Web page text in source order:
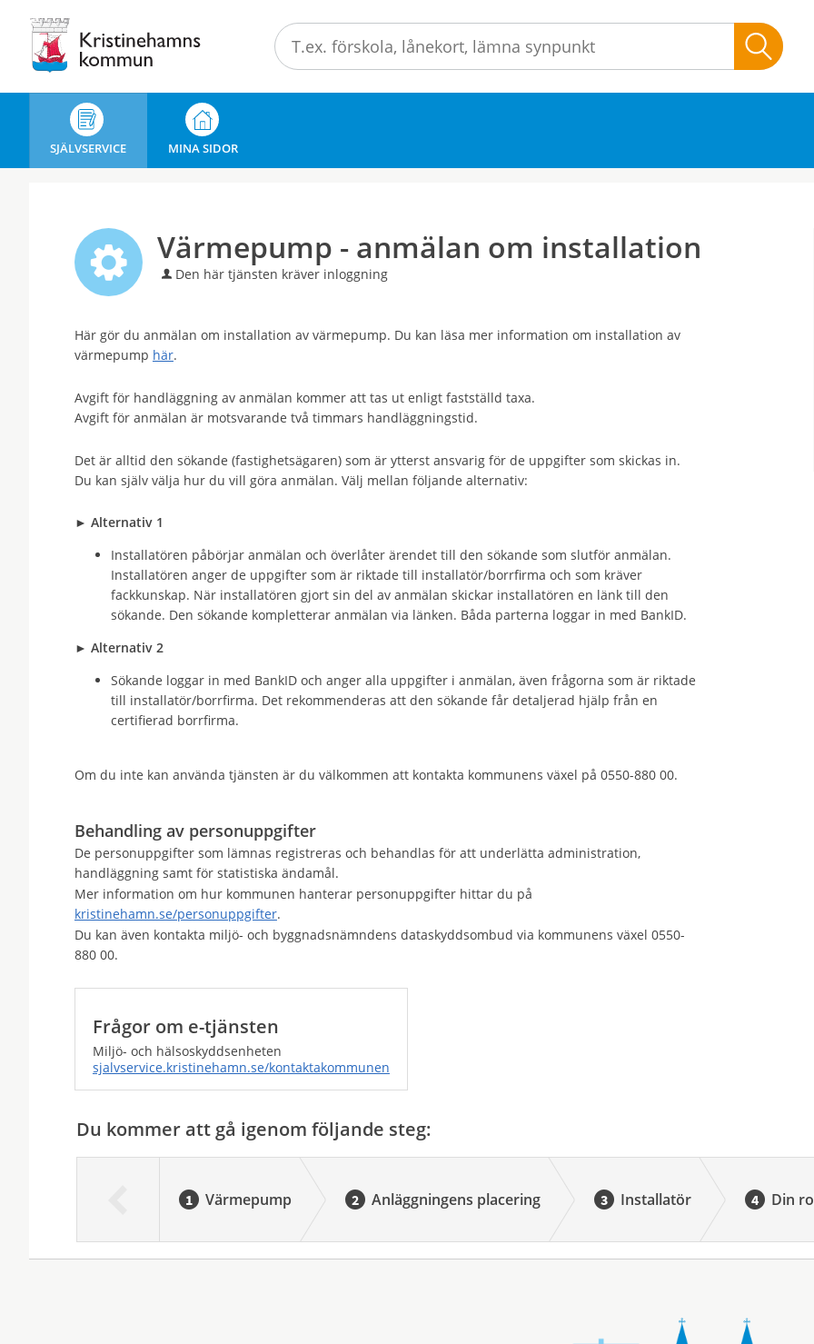
tjänster
Kristinehamns
kommun
SJÄLVSERVICE MINA SIDOR
Värmepump - anmälan om installation
Den här tjänsten kräver inloggning
Här gör du anmälan om installation av värmepump. Du kan läsa mer information om installation av
värmepump här.
Avgift för handläggning av anmälan kommer att tas ut enligt fastställd taxa.
Avgift för anmälan är motsvarande två timmars handläggningstid.
Det är alltid den sökande (fastighetsägaren) som är ytterst ansvarig för de uppgifter som skickas in.
Du kan själv välja hur du vill göra anmälan. Välj mellan följande alternativ:
► Alternativ 1
Installatören påbörjar anmälan och överlåter ärendet till den sökande som slutför anmälan.
Installatören anger de uppgifter som är riktade till installatör/borrfirma och som kräver
fackkunskap. När installatören gjort sin del av anmälan skickar installatören en länk till den
sökande. Den sökande kompletterar anmälan via länken. Båda parterna loggar in med BankID.
► Alternativ 2
Sökande loggar in med BankID och anger alla uppgifter i anmälan, även frågorna som är riktade
till installatör/borrfirma. Det rekommenderas att den sökande får detaljerad hjälp från en
certifierad borrfirma.
Om du inte kan använda tjänsten är du välkommen att kontakta kommunens växel på 0550-880 00.
Behandling av personuppgifter
De personuppgifter som lämnas registreras och behandlas för att underlätta administration,
handläggning samt för statistiska ändamål.
Mer information om hur kommunen hanterar personuppgifter hittar du på
kristinehamn.se/personuppgifter.
Du kan även kontakta miljö- och byggnadsnämndens dataskyddsombud via kommunens växel 0550-
880 00.
Frågor om e-tjänsten
Miljö- och hälsoskyddsenheten
sjalvservice.kristinehamn.se/kontaktakommunen
Du kommer att gå igenom följande steg:
Värmepump Anläggningens placering Installatör Din